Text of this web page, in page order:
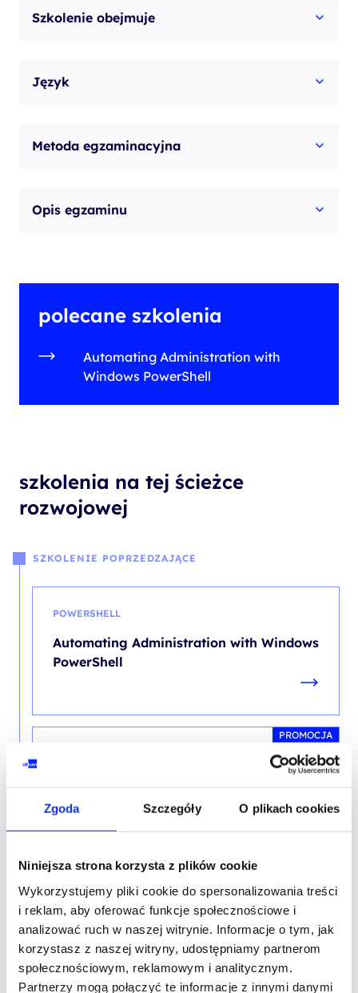
Zgoda Szczegóły O plikach cookies
Niniejsza strona korzysta z plików cookie
Wykorzystujemy pliki cookie do spersonalizowania treści
i reklam, aby oferować funkcje społecznościowe i
analizować ruch w naszej witrynie. Informacje o tym, jak
korzystasz z naszej witryny, udostępniamy partnerom
społecznościowym, reklamowym i analitycznym.
Partnerzy mogą połączyć te informacje z innymi danymi
Szkolenie obejmuje
Język
Metoda egzaminacyjna
Opis egzaminu
polecane szkolenia
Automating Administration with
Windows PowerShell
szkolenia na tej ścieżce
rozwojowej
SZKOLENIE POPRZEDZAJĄCE
POWERSHELL
Automating Administration with Windows
PowerShell
PROMOCJA
SZKOLENIE BIEŻĄCE
AZURE DEVOPS & DEVELOPER
Design and Implement Microsoft DevOps